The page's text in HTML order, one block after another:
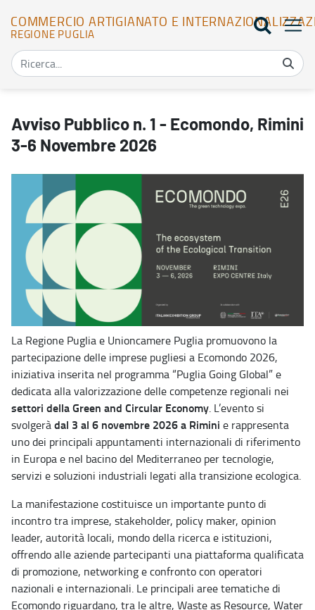
COMMERCIO ARTIGIANATO E
REGIONE PUGLIA
Avviso Pubblico n. 1 - Ecomondo, Rimini
3-6 Novembre 2026
La Regione Puglia e Unioncamere Puglia promuovono la
partecipazione delle imprese pugliesi a Ecomondo 2026,
iniziativa inserita nel programma “Puglia Going Global” e
dedicata alla valorizzazione delle competenze regionali nei
settori della Green and Circular Economy. L’evento si
svolgeràdal 3 al 6 novembre 2026 a Rimini e rappresenta
uno dei principali appuntamenti internazionali di riferimento
in Europa e nel bacino del Mediterraneo per tecnologie,
servizi e soluzioni industriali legati alla transizione ecologica.
La manifestazione costituisce un importante punto di
incontro tra imprese, stakeholder, policy maker, opinion
leader, autorità locali, mondo della ricerca e istituzioni,
offrendo alle aziende partecipanti una piattaforma qualificata
di promozione, networking e confronto con operatori
nazionali e internazionali. Le principali aree tematiche di
Ecomondo riguardano, tra le altre, Waste as Resource, Water